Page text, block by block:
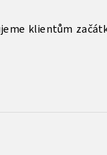
klientům